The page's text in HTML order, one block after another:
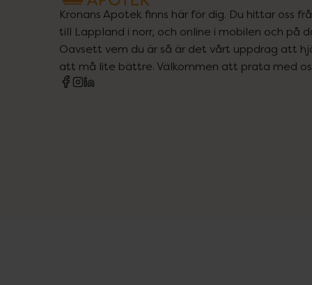
Kronans Apotek finns här för dig. Du hittar oss
till Lappland i norr, och online i mobilen och på
Oavsett vem du är så är det vårt uppdrag att
att må lite bättre. Välkommen att prata med